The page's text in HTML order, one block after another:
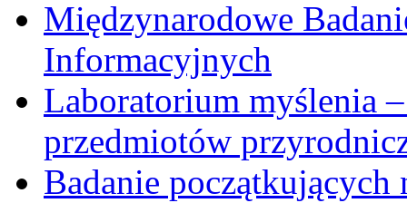
Międzynarodowe
Informacyjnych
Laboratorium myślenia
przedmiotów
Badanie początkujących